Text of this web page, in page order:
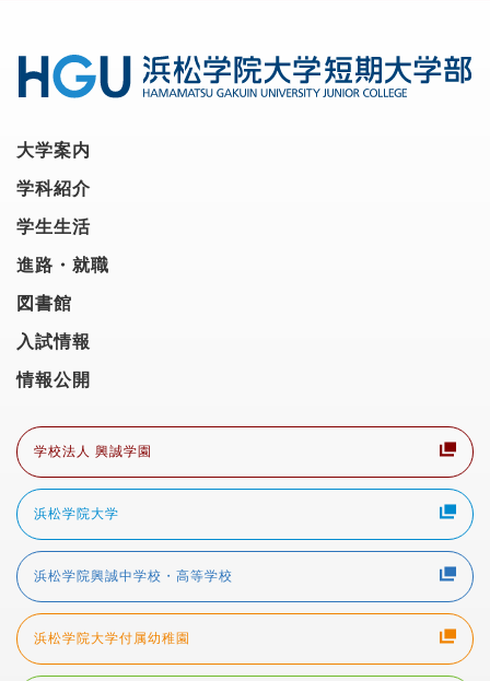
大学案内
学科紹介
学生生活
進路・就職
図書館
入試情報
情報公開
学校法人 興誠学園
浜松学院大学
浜松学院興誠中学校・高等学校
浜松学院大学付属幼稚園